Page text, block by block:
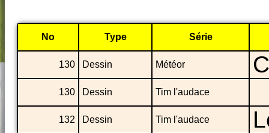
No Type Série
130 Dessin Météor
130 Dessin Tim l'audace
132 Dessin Tim l'audace